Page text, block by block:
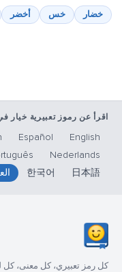
خضار
خس أخضر
اقرأ عن رموز تعبيرية خيار
English
Español
Nederlands
日本語
한국어